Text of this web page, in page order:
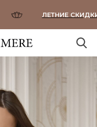
ЛЕТНИЕ СКИДКИ